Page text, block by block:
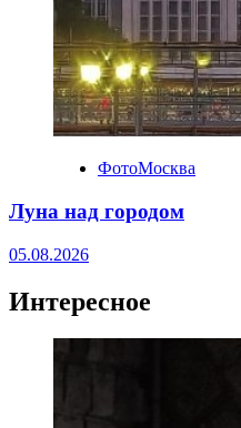
ФотоМосква
Луна над городом
05.08.2026
Интересное